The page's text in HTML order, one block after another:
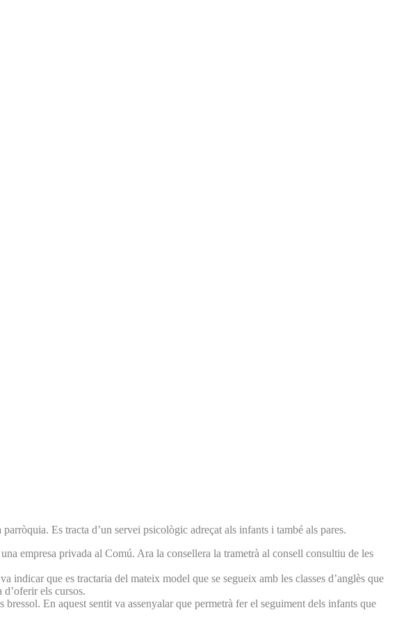
Es tracta d’un servei psicològic adreçat als infants i també als pares.
empresa privada al Comú. Ara la consellera la trametrà al consell consultiu de les
indicar que es tractaria del mateix model que se segueix amb les classes d’anglès que
d’oferir els cursos.
En aquest sentit va assenyalar que permetrà fer el seguiment dels infants que